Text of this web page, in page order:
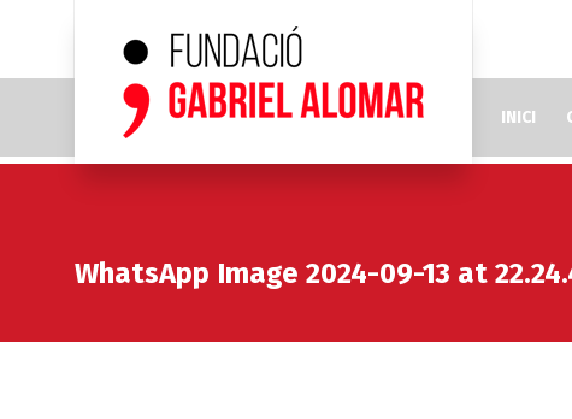
INICI
WhatsApp Image 2024-09-13 at